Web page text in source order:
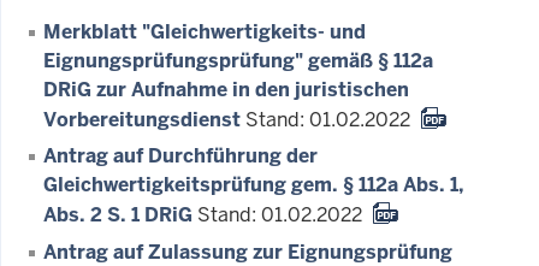
Merkblatt "Gleichwertigkeits- und
Eignungsprüfungsprüfung" gemäß § 112a
DRiG zur Aufnahme in den juristischen
Vorbereitungsdienst Stand: 01.02.2022
Antrag auf Durchführung der
Gleichwertigkeitsprüfung gem. § 112a Abs. 1,
Abs. 2 S. 1 DRiG Stand: 01.02.2022
Antrag auf Zulassung zur Eignungsprüfung